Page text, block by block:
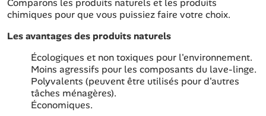
Comparons les produits naturels et les produits
chimiques pour que vous puissiez faire votre choix.
Les avantages des produits naturels
Écologiques et non toxiques pour l'environnement.
Moins agressifs pour les composants du lave-linge.
Polyvalents (peuvent être utilisés pour d'autres
tâches ménagères).
Économiques.